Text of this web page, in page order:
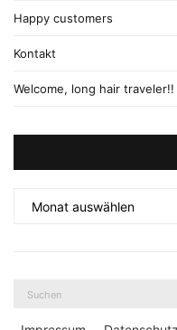
Happy customers
Kontakt
Welcome, long hair traveler!!